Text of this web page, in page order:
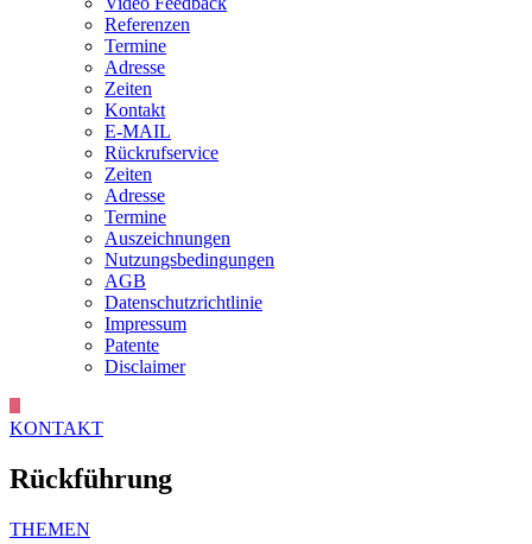
Referenzen
Termine
Adresse
Zeiten
Kontakt
E-MAIL
Rückrufservice
Zeiten
Adresse
Termine
Auszeichnungen
Nutzungsbedingungen
AGB
Datenschutzrichtlinie
Impressum
Patente
Disclaimer
KONTAKT
Rückführung
THEMEN